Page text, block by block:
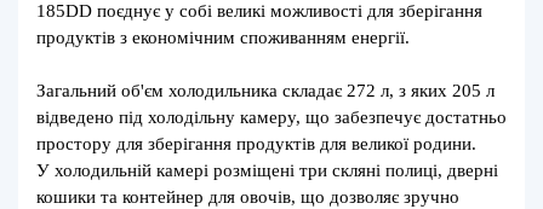
185DD поєднує у собі великі можливості для зберігання
продуктів з економічним споживанням енергії.
Загальний об'єм холодильника складає 272 л, з яких 205 л
відведено під холодільну камеру, що забезпечує достатньо
простору для зберігання продуктів для великої родини.
У холодильній камері розміщені три скляні полиці, дверні
кошики та контейнер для овочів, що дозволяє зручно